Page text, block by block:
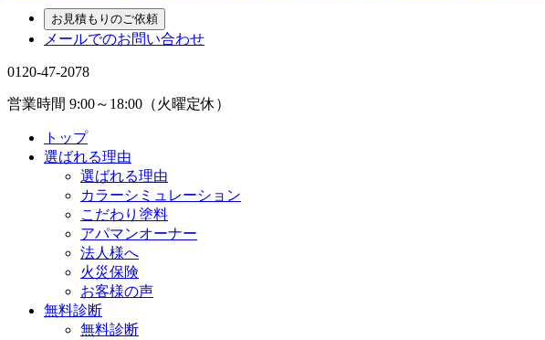
お見積もりのご依頼
メールでのお問い合わせ
0120-47-2078
営業時間 9:00～18:00（火曜定休）
トップ
選ばれる理由
選ばれる理由
カラーシミュレーション
こだわり塗料
アパマンオーナー
法人様へ
火災保険
お客様の声
無料診断
無料診断